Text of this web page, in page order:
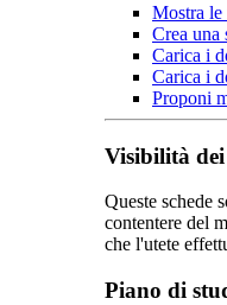
Mostra le
Crea una
Carica i
Carica i
Proponi
Visibilità
Queste schede
contentere del
che l'utete
Piano di